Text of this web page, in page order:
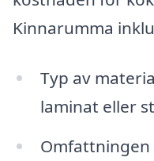
Kinnarumma
Typ av
laminat eller
Omfattningen